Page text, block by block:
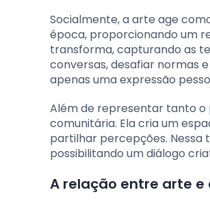
Socialmente, a arte age
época, proporcionando um
transforma, capturando as
conversas, desafiar normas
apenas uma expressão
Além de representar tanto o
comunitária. Ela cria um
partilhar percepções. Nessa
possibilitando um diálogo
A relação entre arte